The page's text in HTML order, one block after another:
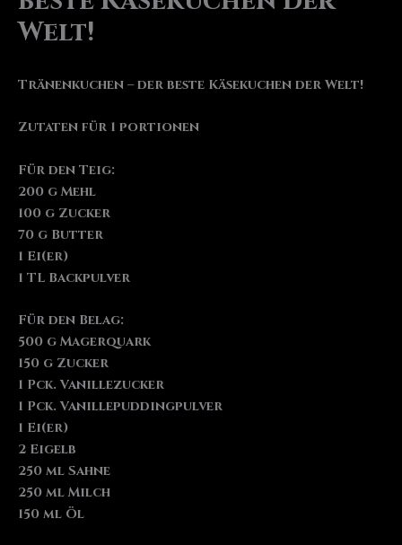
Welt!
Tränenkuchen – der beste Käsekuchen der Welt!
Zutaten für 1 portionen
Für den Teig:
200 g Mehl
100 g Zucker
70 g Butter
1 Ei(er)
1 TL Backpulver
Für den Belag:
500 g Magerquark
150 g Zucker
1 Pck. Vanillezucker
1 Pck. Vanillepuddingpulver
1 Ei(er)
2 Eigelb
250 ml Sahne
250 ml Milch
150 ml Öl